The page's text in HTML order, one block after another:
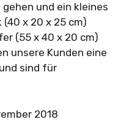
und ein kleines
x 20 x 25 cm)
(55 x 40 x 20 cm)
unsere Kunden eine
sind für
2018